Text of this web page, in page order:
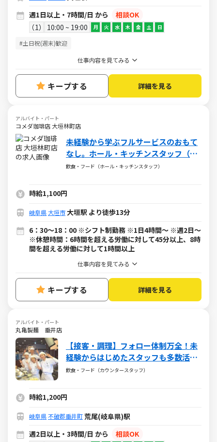
週1日以上・7時間/日 から
相談OK
1
10:00 ~ 19:00 月 火 水 木 金 土 日
#土日祝(週末)歓迎
仕事内容を見てみる
キープする 詳細を見る
アルバイト・パート
コメダ珈琲店 大垣林町店
未経験から学ぶフルサービスのおもて
なし。ホール・キッチンスタッフ（ア
ルバイト・パート）求人
飲食・フード（ホール・キッチンスタッフ）
時給1,100円
岐阜県 大垣市大垣駅 より徒歩13分
6：30～18：00 ※シフト制勤務 ※1日4時間～ ※週2日～
※休憩時間：6時間を超える労働に対して45分以上、8時
間を超える労働に対して1時間以上
仕事内容を見てみる
キープする 詳細を見る
アルバイト・パート
丸亀製麺 垂井店
【接客・調理】フォロー体制万全！未
経験からはじめたスタッフも多数活躍
中！
飲食・フード（カウンタースタッフ）
時給1,200円
岐阜県不破郡垂井町荒尾(岐阜県)駅
週2日以上・3時間/日 から
相談OK